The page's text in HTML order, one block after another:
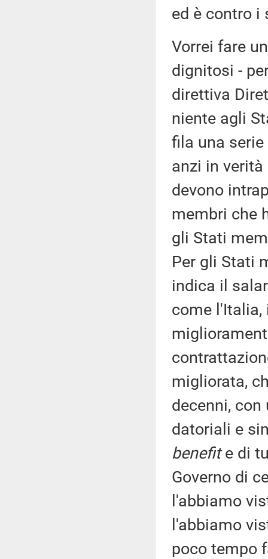
ed è contro i
Vorrei fare
dignitosi -
direttiva
niente agli
fila una
anzi in
devono
membri che
gli Stati
Per gli Stati
indica il
come l'Italia,
migliorata,
decenni,
datoriali e
benefite di
Governo di
l'abbiamo
l'abbiamo
poco tempo